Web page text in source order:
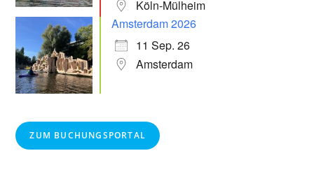
Köln-Mülheim
Amsterdam 2026
11 Sep. 26
Amsterdam
ZUM BUCHUNGSPORTAL